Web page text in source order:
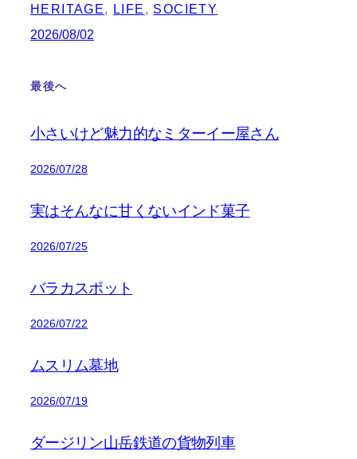
HERITAGE, LIFE , SOCIETY
2026/08/02
最後へ
小さいけど魅力的なミターイー屋さん
2026/07/28
実はそんなに甘くないインド菓子
2026/07/25
バラカスポット
2026/07/22
ムスリム墓地
2026/07/19
ダージリン山岳鉄道の貨物列車